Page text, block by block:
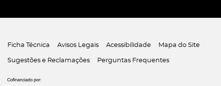
Ficha Técnica Avisos Legais Acessibilidade Mapa do Site
Sugestões e Reclamações Perguntas Frequentes